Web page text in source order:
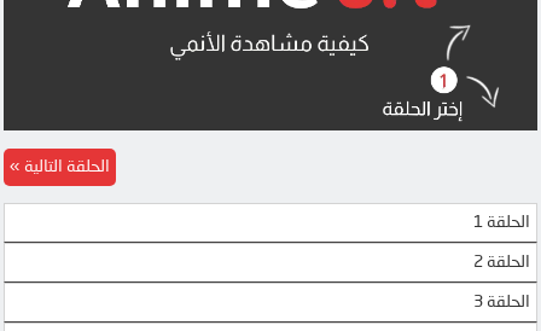
الحلقة 1
الحلقة 2
الحلقة 3
الحلقة التالية